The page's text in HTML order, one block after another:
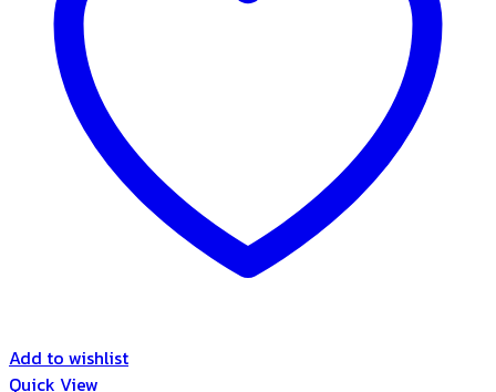
Add to wishlist
Quick View